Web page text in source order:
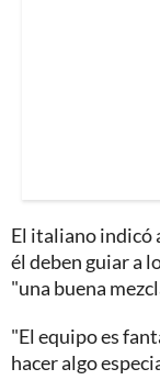
El italiano indicó
él deben guiar a
"una buena
"El equipo es
hacer algo